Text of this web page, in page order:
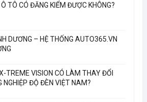
TÔ CÓ ĐĂNG KIỂM ĐƯỢC KHÔNG?
DƯƠNG – HỆ THỐNG AUTO365.VN
TREME VISION CÓ LÀM THAY ĐỔI
NGHIỆP ĐỘ ĐÈN VIỆT NAM?